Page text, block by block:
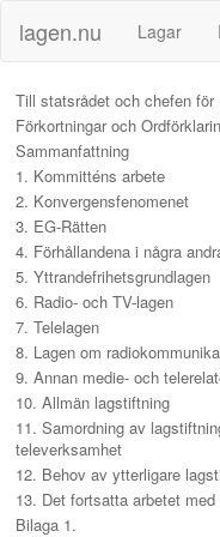
lagen.nu Lagar
Till statsrådet och chefen för
Förkortningar och
Sammanfattning
1. Kommitténs arbete
2. Konvergensfenomenet
3. EG-Rätten
4. Förhållandena i några
5. Yttrandefrihetsgrundlagen
6. Radio- och TV-lagen
7. Telelagen
8. Lagen om
9. Annan medie- och
10. Allmän lagstiftning
11. Samordning av
televerksamhet
12. Behov av ytterligare
13. Det fortsatta arbetet
Bilaga 1.